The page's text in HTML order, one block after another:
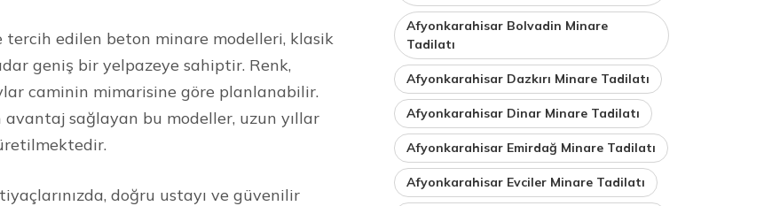
edilen beton minare modelleri, klasik
geniş bir yelpazeye sahiptir. Renk,
caminin mimarisine göre planlanabilir.
avantaj sağlayan bu modeller, uzun yıllar
doğru ustayı ve güvenilir
Afyonkarahisar Bolvadin Minare
Tadilatı
Afyonkarahisar Dazkırı Minare Tadilatı
Afyonkarahisar Dinar Minare Tadilatı
Afyonkarahisar Emirdağ Minare Tadilatı
Afyonkarahisar Evciler Minare Tadilatı